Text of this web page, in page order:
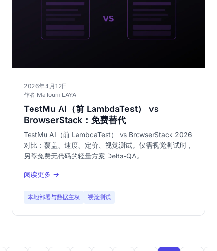
2026年4月12日
作者 Malloum LAYA
TestMu AI（前 LambdaTest） vs
BrowserStack：免费替代
TestMu AI（前 LambdaTest） vs BrowserStack 2026
对比：覆盖、速度、定价、视觉测试。仅需视觉测试时，
另荐免费无代码的轻量方案 Delta-QA。
阅读更多 →
本地部署与数据主权 视觉测试